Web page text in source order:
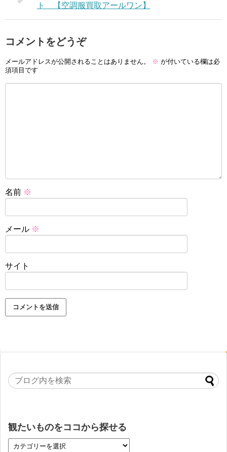
ト 【空調服買取アールワン】
コメントをどうぞ
メールアドレスが公開されることはありません。 ※ が付いている欄は必
須項目です
名前 ※
メール ※
サイト
観たいものをココから探せる